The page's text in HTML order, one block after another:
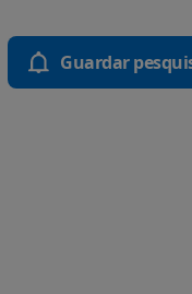
Guardar